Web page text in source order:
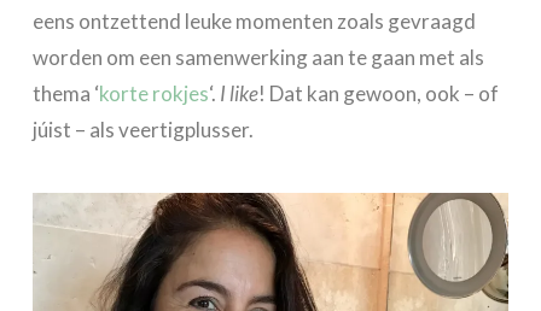
eens ontzettend leuke momenten zoals gevraagd
worden om een samenwerking aan te gaan met als
thema ‘korte rokjes‘. I like! Dat kan gewoon, ook – of
júist – als veertigplusser.